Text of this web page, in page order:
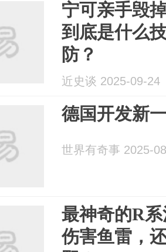
宁可亲手毁
到底是什么
防？
近史谈 2025-09-24
德国开发新
世界有奇事 2025-
最神奇的R
伤害鱼雷，